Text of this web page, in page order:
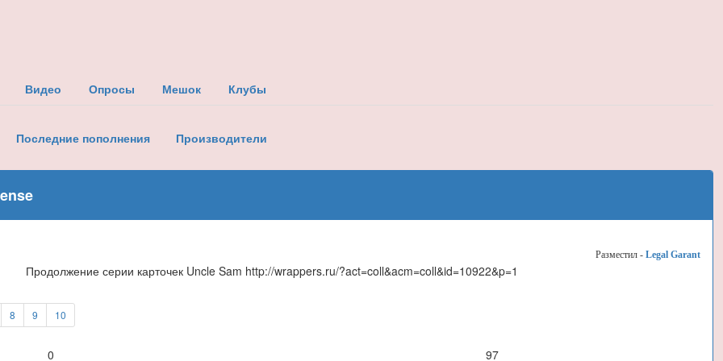
Видео Опросы Мешок Клубы
Последние пополнения Производители
Разместил - Legal Garant
Продолжение серии карточек Uncle Sam http://wrappers.ru/?act=coll&acm=coll&id=10922&p=1
8 9 10
0 97